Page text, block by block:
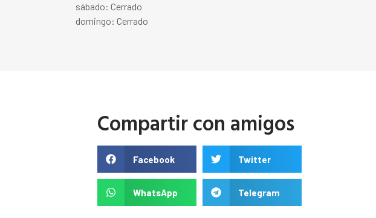
sábado: Cerrado
domingo: Cerrado
Compartir con amigos
Facebook Twitter
WhatsApp Telegram